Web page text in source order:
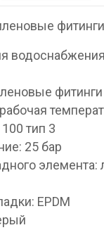
фитинги
фитинги
тип 3
25 бар
элемента:
EPDM